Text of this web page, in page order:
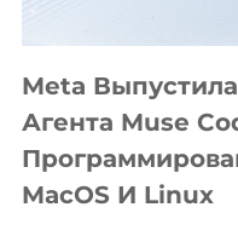
Meta
Агента Muse
MacOS И Linux